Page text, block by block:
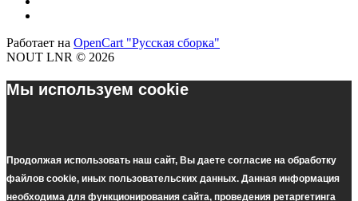
Работает на OpenCart "Русская сборка"
NOUT LNR © 2026
Мы используем cookie
Продолжая использовать наш cайт, Вы даете согласие на обработку
файлов cookie, иных пользовательских данных. Данная информация
необходима для функционирования сайта, проведения ретаргетинга